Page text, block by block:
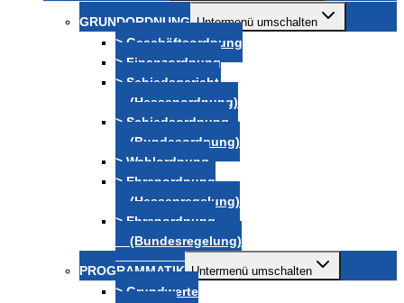
GRUNDORDNUNG Untermenü umschalten
> Geschäftsordnung
> Finanzordnung
> Schiedsgericht
(Hessenordnung)
> Schiedsordnung
(Bundesordnung)
> Wahlordnung
> Ehrenordnung
(Hessenregelung)
> Ehrenordnung
(Bundesregelung)
PROGRAMMATIK Untermenü umschalten
> Grundwerte